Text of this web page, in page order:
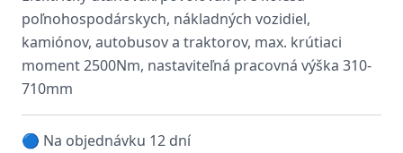
poľnohospodárskych, nákladných vozidiel,
kamiónov, autobusov a traktorov, max. krútiaci
moment 2500Nm, nastaviteľná pracovná výška 310-
710mm
🔵 Na objednávku 12 dní